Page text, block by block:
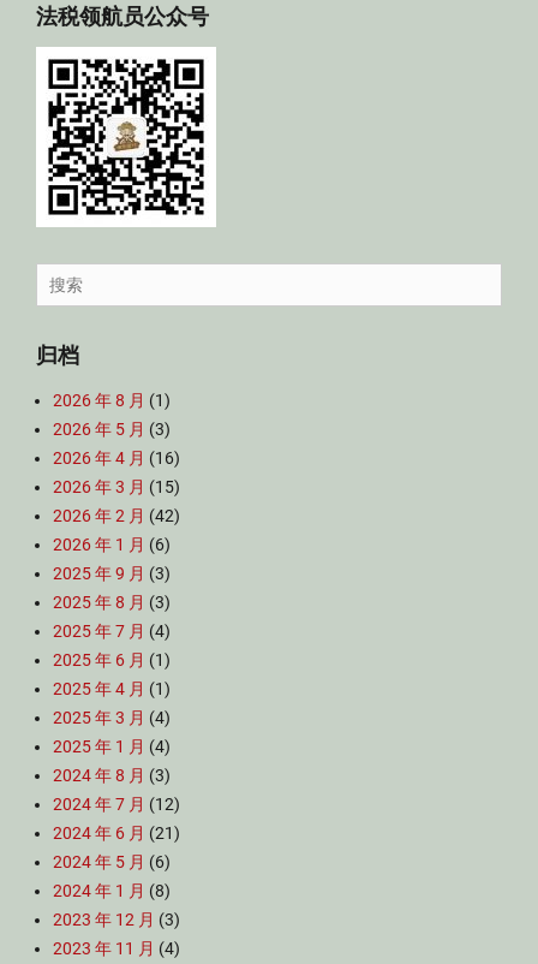
法税领航员公众号
Search
for:
归档
2026 年 8 月 (1)
2026 年 5 月 (3)
2026 年 4 月 (16)
2026 年 3 月 (15)
2026 年 2 月 (42)
2026 年 1 月 (6)
2025 年 9 月 (3)
2025 年 8 月 (3)
2025 年 7 月 (4)
2025 年 6 月 (1)
2025 年 4 月 (1)
2025 年 3 月 (4)
2025 年 1 月 (4)
2024 年 8 月 (3)
2024 年 7 月 (12)
2024 年 6 月 (21)
2024 年 5 月 (6)
2024 年 1 月 (8)
2023 年 12 月 (3)
2023 年 11 月 (4)